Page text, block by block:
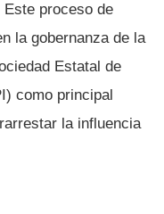
Este proceso de
la gobernanza de la
Estatal de
como principal
la influencia